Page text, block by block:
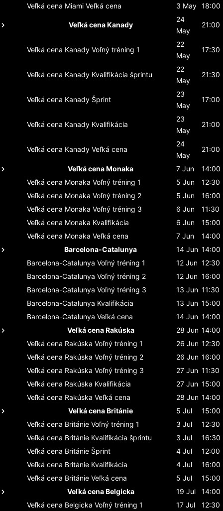
Veľká cena Miami Veľká cena 3 May 18:00
Veľká cena Kanady
24
May
21:00
Veľká cena Kanady Voľný tréning 1
22
May
17:30
Veľká cena Kanady Kvalifikácia šprintu
22
May
21:30
Veľká cena Kanady Šprint
23
May
17:00
Veľká cena Kanady Kvalifikácia
23
May
21:00
Veľká cena Kanady Veľká cena
24
May
21:00
Veľká cena Monaka 7 Jun
14:00
Veľká cena Monaka Voľný tréning 1 5 Jun
12:30
Veľká cena Monaka Voľný tréning 2 5 Jun
16:00
Veľká cena Monaka Voľný tréning 3 6 Jun
11:30
Veľká cena Monaka Kvalifikácia 6 Jun
15:00
Veľká cena Monaka Veľká cena 7 Jun
14:00
Barcelona-Catalunya
14 Jun 14:00
Barcelona-Catalunya Voľný tréning 1 12 Jun 12:30
Barcelona-Catalunya Voľný tréning 2 12 Jun 16:00
Barcelona-Catalunya Voľný tréning 3 13 Jun 11:30
Barcelona-Catalunya Kvalifikácia 13 Jun 15:00
Barcelona-Catalunya Veľká cena 14 Jun 14:00
Veľká cena Rakúska
28 Jun 14:00
Veľká cena Rakúska Voľný tréning 1 26 Jun 12:30
Veľká cena Rakúska Voľný tréning 2 26 Jun 16:00
Veľká cena Rakúska Voľný tréning 3 27 Jun 11:30
Veľká cena Rakúska Kvalifikácia 27 Jun 15:00
Veľká cena Rakúska Veľká cena 28 Jun 14:00
Veľká cena Británie
5 Jul
15:00
Veľká cena Británie Voľný tréning 1 3 Jul
12:30
Veľká cena Británie Kvalifikácia šprintu 3 Jul
16:30
Veľká cena Británie Šprint 4 Jul
12:00
Veľká cena Británie Kvalifikácia 4 Jul
16:00
Veľká cena Británie Veľká cena 5 Jul
15:00
Veľká cena Belgicka
19 Jul
14:00
Veľká cena Belgicka Voľný tréning 1 17 Jul 12:30